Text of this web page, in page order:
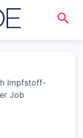
Impfstoff-
Job